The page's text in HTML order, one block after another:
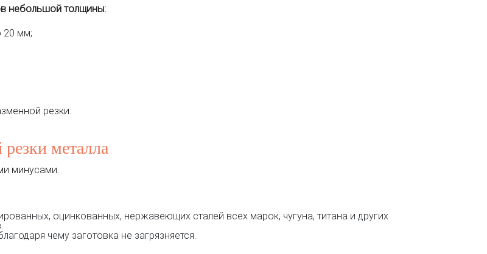
небольшой толщины:
20 мм;
резки.
металла
минусами.
оцинкованных, нержавеющих сталей всех марок, чугуна, титана и других
чему заготовка не загрязняется.